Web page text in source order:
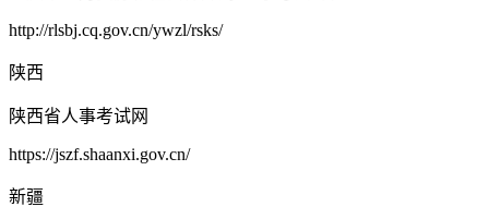
http://rlsbj.cq.gov.cn/ywzl/rsks/
陕西
陕西省人事考试网
https://jszf.shaanxi.gov.cn/
新疆